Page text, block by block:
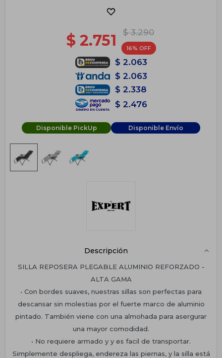
$ 3.290
$ 2.751 16
$ 2.063
$ 2.063
$ 2.338
$ 2.476
Disponible PickUp Disponible Envío
Descripción
SILLA REPOSERA PLEGABLE ALUMINIO REFORZADO -
ALTA GAMA
• Con bordes suaves, nuestras sillas son perfectas para
descansar sin molestias por el fuerte marco de aluminio
pintado. También viene con una almohada para asergurar
una mayor comodidad.
• No requiere armado y y es facil de transportar.
Simplemente despliega, endereza las piernas, y la silla está